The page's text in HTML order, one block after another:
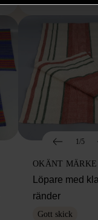
1/5
OKÄNT MÄRKE
Löpare med
ränder
Gott skick